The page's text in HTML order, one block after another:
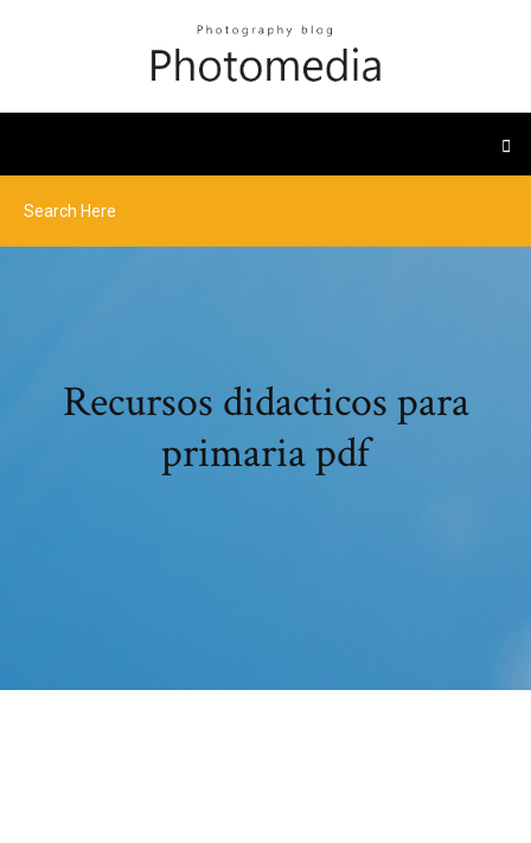
Recursos didacticos para
primaria pdf